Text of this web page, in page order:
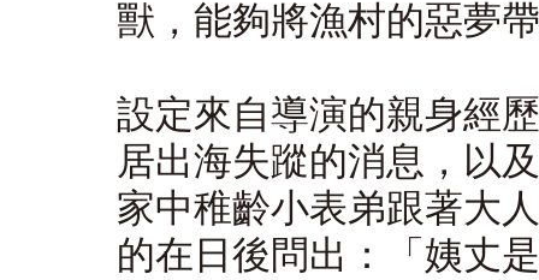
獸，能夠將漁村的惡夢
設定來自導演的親身經
居出海失蹤的消息，以
家中稚齡小表弟跟著大
的在日後問出：「姨丈